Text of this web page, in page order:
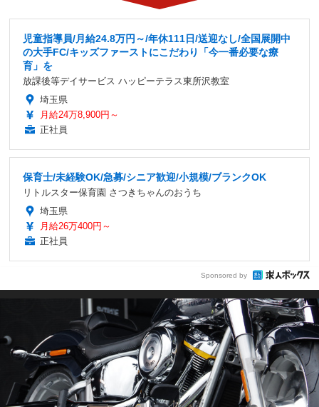
児童指導員/月給24.8万円～/年休111日/送迎なし/全国展開中
の大手FC/キッズファーストにこだわり「今一番必要な療
育」を
放課後等デイサービス ハッピーテラス東所沢教室
埼玉県
月給24万8,900円～
正社員
保育士/未経験OK/急募/シニア歓迎/小規模/ブランクOK
リトルスター保育園 さつきちゃんのおうち
埼玉県
月給26万400円～
正社員
Sponsored by